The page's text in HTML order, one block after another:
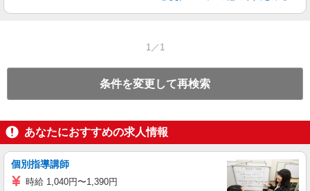
1／1
条件を変更して再検索
あなたにおすすめの求人情報
個別指導講師
時給 1,040円〜1,390円